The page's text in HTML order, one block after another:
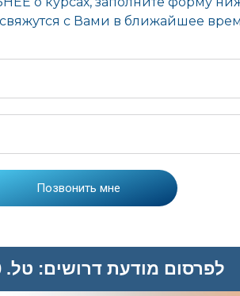
לפרסום מודעת דרושים: טל. 052-4701330